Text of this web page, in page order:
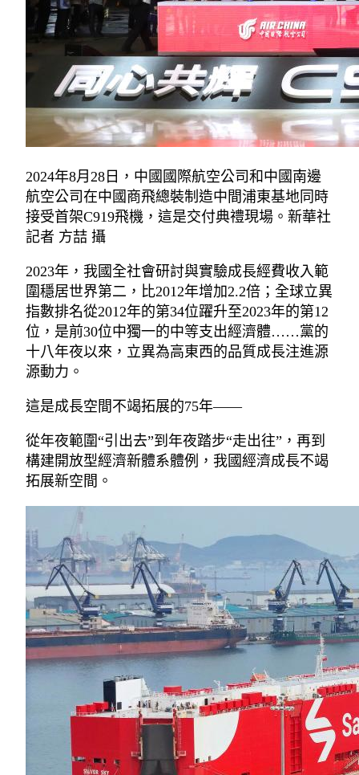
2024年8月28日，中國國際航空公司和中國南邊
航空公司在中國商飛總裝制造中間浦東基地同時
接受首架C919飛機，這是交付典禮現場。新華社
記者 方喆 攝
2023年，我國全社會研討與實驗成長經費收入範
圍穩居世界第二，比2012年增加2.2倍；全球立異
指數排名從2012年的第34位躍升至2023年的第12
位，是前30位中獨一的中等支出經濟體……黨的
十八年夜以來，立異為高東西的品質成長注進源
源動力。
這是成長空間不竭拓展的75年——
從年夜範圍“引出去”到年夜踏步“走出往”，再到
構建開放型經濟新體系體例，我國經濟成長不竭
拓展新空間。